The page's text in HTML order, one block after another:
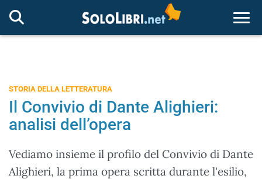
STORIA DELLA LETTERATURA
Il Convivio di Dante Alighieri:
analisi dell’opera
Vediamo insieme il profilo del Convivio di Dante
Alighieri, la prima opera scritta durante l'esilio,